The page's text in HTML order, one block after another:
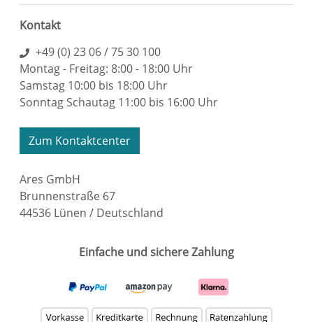
Kontakt
+49 (0) 23 06 / 75 30 100
Montag - Freitag: 8:00 - 18:00 Uhr
Samstag 10:00 bis 18:00 Uhr
Sonntag Schautag 11:00 bis 16:00 Uhr
Zum Kontaktcenter
Ares GmbH
Brunnenstraße 67
44536 Lünen / Deutschland
Einfache und sichere Zahlung